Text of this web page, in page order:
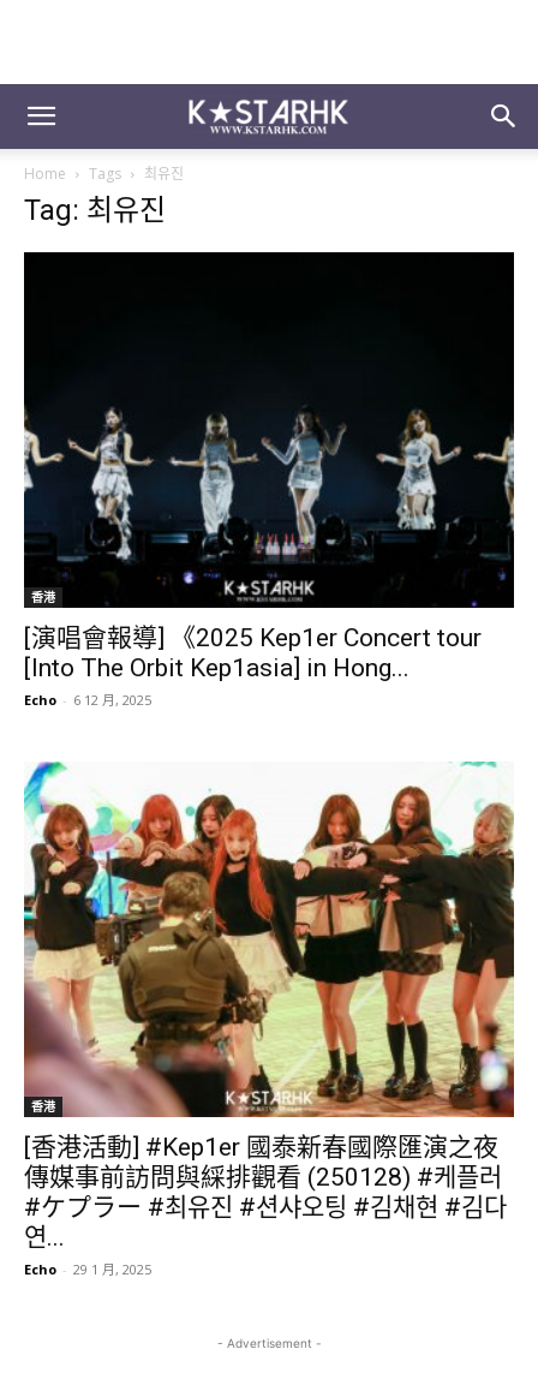
Home Tags 최유진
Tag: 최유진
香港
[演唱會報導] 《2025 Kep1er Concert tour
[Into The Orbit Kep1asia] in Hong...
Echo - 6 12 月, 2025
香港
[香港活動] #Kep1er 國泰新春國際匯演之夜
傳媒事前訪問與綵排觀看 (250128) #케플러
#ケプラー #최유진 #션샤오팅 #김채현 #김다
연...
Echo - 29 1 月, 2025
- Advertisement -